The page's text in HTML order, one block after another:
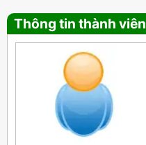
Thông tin thành viên